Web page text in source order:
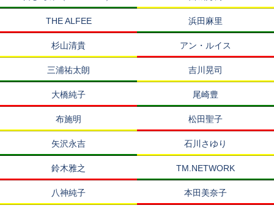
THE ALFEE 浜田麻里
杉山清貴 アン・ルイス
三浦祐太朗 吉川晃司
大橋純子 尾崎豊
布施明 松田聖子
矢沢永吉 石川さゆり
鈴木雅之 TM.NETWORK
八神純子 本田美奈子